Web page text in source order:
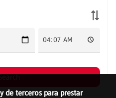
de terceros para prestar